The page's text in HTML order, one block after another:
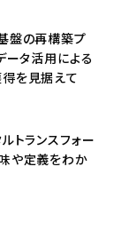
盤の再構築プ
ータ活用による
を見据えて
トランスフォー
や定義をわか